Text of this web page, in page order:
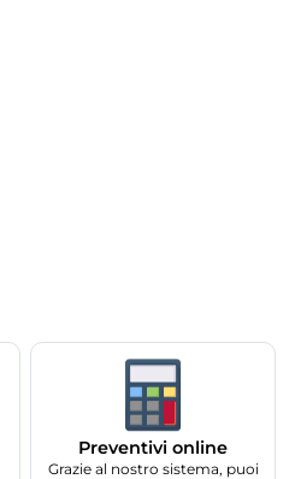
Preventivi online
Grazie al nostro sistema, puoi